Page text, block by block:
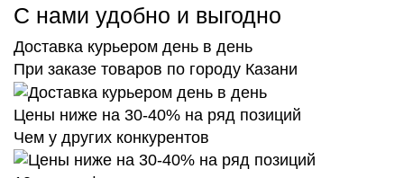
С нами удобно и выгодно
Доставка курьером день в день
При заказе товаров по городу Казани
Цены ниже на 30-40% на ряд позиций
Чем у других конкурентов